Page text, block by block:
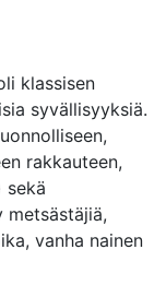
klassisen
syvällisyyksiä.
rakkauteen,
sekä
metsästäjiä,
vanha nainen